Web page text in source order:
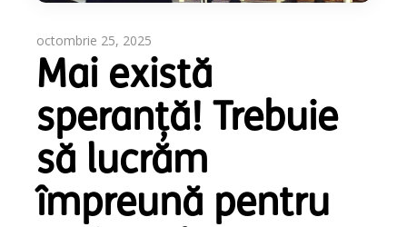
octombrie 25, 2025
Mai există
speranță! Trebuie
să lucrăm
împreună pentru